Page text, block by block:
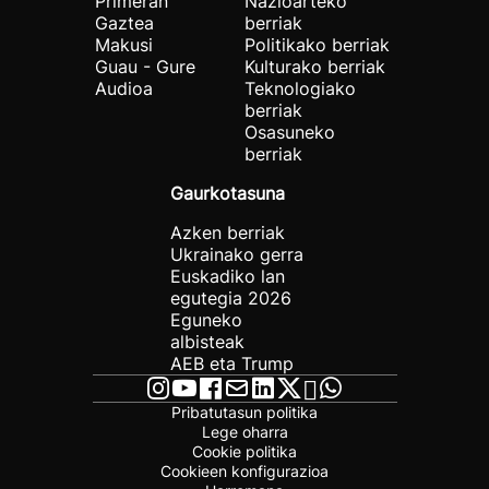
Gaztea
Makusi
Guau - Gure
Audioa
berriak
Politikako berriak
Kulturako berriak
Teknologiako
berriak
Osasuneko
berriak
Gaurkotasuna
Azken berriak
Ukrainako gerra
Euskadiko lan
egutegia 2026
Eguneko
albisteak
AEB eta Trump
Pribatutasun politika
Lege oharra
Cookie politika
Cookieen konfigurazioa